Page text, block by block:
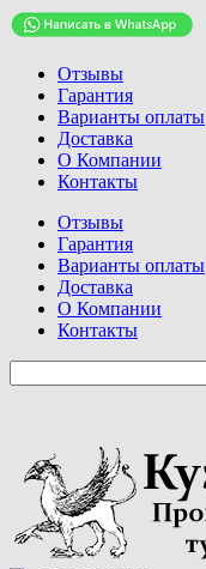
Отзывы
Гарантия
Варианты оплаты
Доставка
О Компании
Контакты
Отзывы
Гарантия
Варианты оплаты
Доставка
О Компании
Контакты